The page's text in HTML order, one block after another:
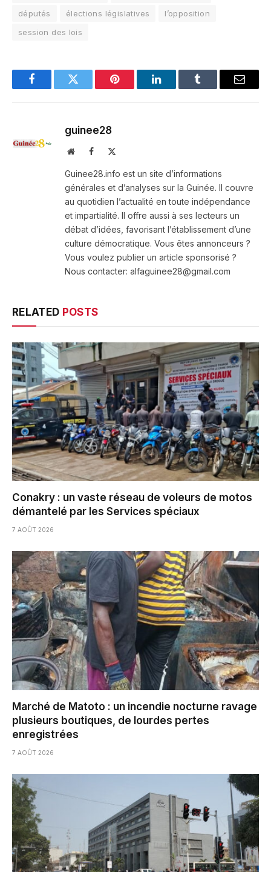
députés
élections législatives
l’opposition
session des lois
FacebookTwitter Pinterest LinkedInTumblr Email
guinee28
WebsiteFacebook
Guinee28.info est un site d’informations
générales et d’analyses sur la Guinée. Il couvre
au quotidien l’actualité en toute indépendance
et impartialité. Il offre aussi à ses lecteurs un
débat d’idées, favorisant l’établissement d’une
culture démocratique. Vous êtes annonceurs ?
Vous voulez publier un article sponsorisé ?
Nous contacter: alfaguinee28@gmail.com
RELATED POSTS
Conakry : un vaste réseau de voleurs de motos
démantelé par les Services spéciaux
7 AOÛT 2026
Marché de Matoto : un incendie nocturne ravage
plusieurs boutiques, de lourdes pertes
enregistrées
7 AOÛT 2026